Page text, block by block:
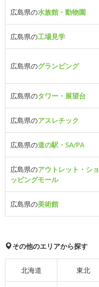
広島県の水族館・動物園
広島県の工場見学
広島県のグランピング
広島県のタワー・展望台
広島県のアスレチック
広島県の道の駅・SA/PA
広島県のアウトレット・ショ
ッピングモール
広島県の美術館
その他のエリアから探す
北海道 東北